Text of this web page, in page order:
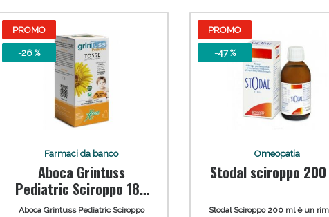
PROMO
-26 %
Farmaci da banco
Aboca Grintuss
Pediatric Sciroppo 180
gr
Aboca Grintuss Pediatric Sciroppo
PROMO
-47 %
Omeopatia
Stodal sciroppo
Stodal Sciroppo 200 ml è un
Vie Urinarie e Prostata: Sconti fino al 45% oggi!